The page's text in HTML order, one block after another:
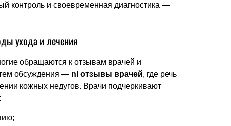
контроль и своевременная диагностика —
ухода и лечения
обращаются к отзывам врачей и
обсуждения — nl отзывы врачей, где речь
кожных недугов. Врачи подчеркивают